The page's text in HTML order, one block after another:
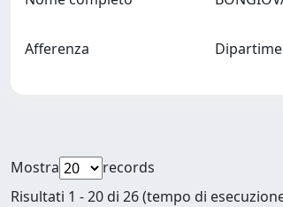
Afferenza
Mostra
records
Risultati 1 - 20 di 26 (tempo di